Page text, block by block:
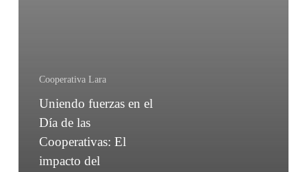
Cooperativa Lara
Uniendo fuerzas en el
Día de las
Cooperativas: El
impacto del